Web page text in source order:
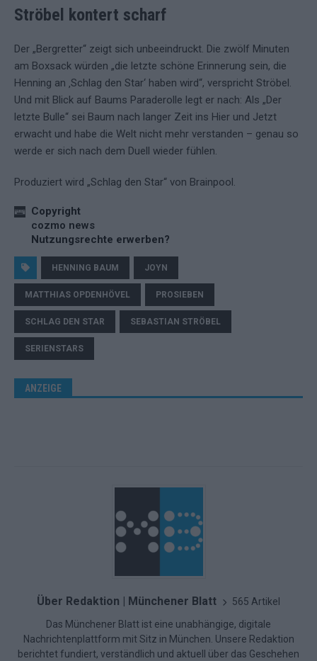
Ströbel kontert scharf
Der „Bergretter“ zeigt sich unbeeindruckt. Die zwölf Minuten
am Boxsack würden „die letzte schöne Erinnerung sein, die
Henning an ‚Schlag den Star‘ haben wird“, verspricht Ströbel.
Und mit Blick auf Baums Paraderolle legt er nach: Als „Der
letzte Bulle“ sei Baum nach langer Zeit ins Hier und Jetzt
erwacht und habe die Welt nicht mehr verstanden – genau so
werde er sich nach dem Duell wieder fühlen.
Produziert wird „Schlag den Star“ von Brainpool.
Copyright
cozmo news
Nutzungsrechte erwerben?
HENNING BAUM JOYN
MATTHIAS OPDENHÖVEL PROSIEBEN
SCHLAG DEN STAR SEBASTIAN STRÖBEL
SERIENSTARS
ANZEIGE
Über Redaktion | Münchener Blatt 565 Artikel
Das Münchener Blatt ist eine unabhängige, digitale
Nachrichtenplattform mit Sitz in München. Unsere Redaktion
berichtet fundiert, verständlich und aktuell über das Geschehen